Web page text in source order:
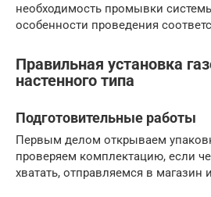
необходимость промывки
особенности проведения
Правильная установка
настенного типа
Подготовительные работы
Первым делом открываем
проверяем комплектацию, если
хватать, отправляемся в магазин